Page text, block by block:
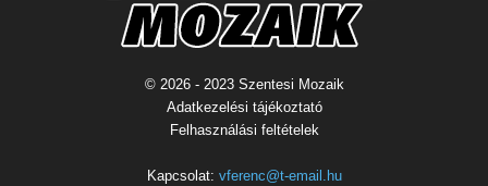
© 2026 - 2023 Szentesi Mozaik
Adatkezelési tájékoztató
Felhasználási feltételek
Kapcsolat: vferenc@t-email.hu